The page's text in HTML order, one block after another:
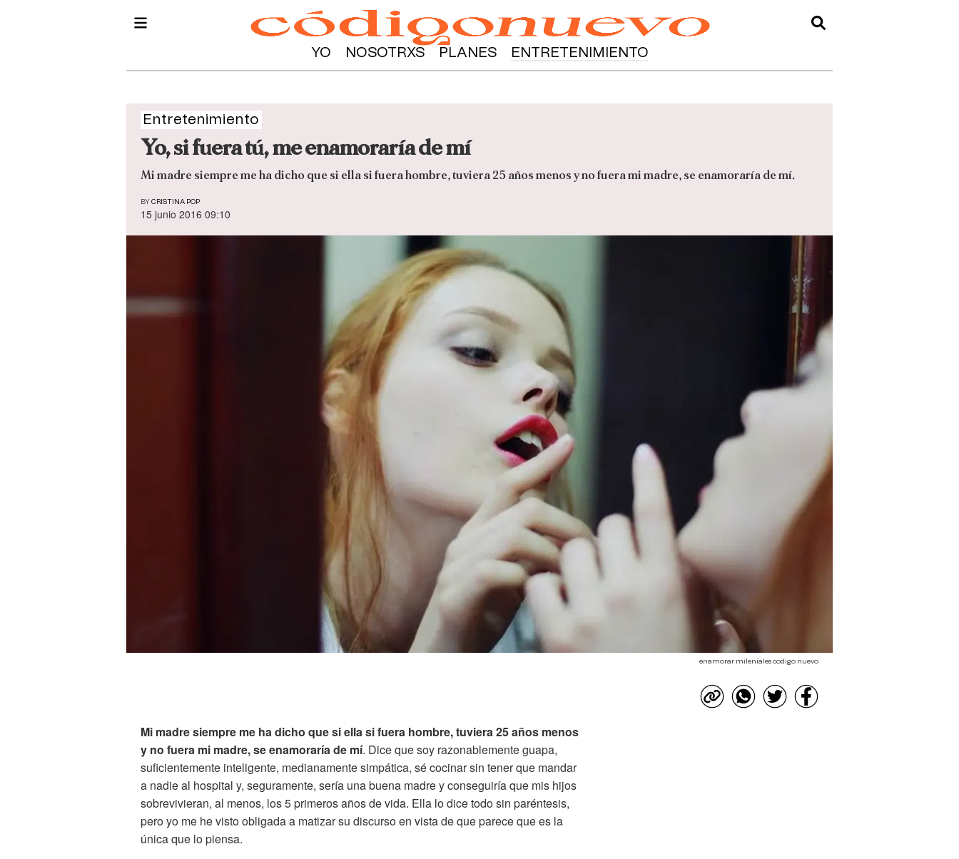
YO NOSOTRXS PLANES ENTRETENIMIENTO
Entretenimiento
Yo, si fuera tú, me enamoraría de mí
Mi madre siempre me ha dicho que si ella si fuera hombre, tuviera 25 años menos y no fuera mi madre, se enamoraría de mí.
BY CRISTINA POP
15 junio 2016 09:10
enamorar mileniales codigo nuevo
Mi madre siempre me ha dicho que si ella si fuera hombre, tuviera 25 años menos
y no fuera mi madre, se enamoraría de mí. Dice que soy razonablemente guapa,
suficientemente inteligente, medianamente simpática, sé cocinar sin tener que mandar
a nadie al hospital y, seguramente, sería una buena madre y conseguiría que mis hijos
sobrevivieran, al menos, los 5 primeros años de vida. Ella lo dice todo sin paréntesis,
pero yo me he visto obligada a matizar su discurso en vista de que parece que es la
única que lo piensa.